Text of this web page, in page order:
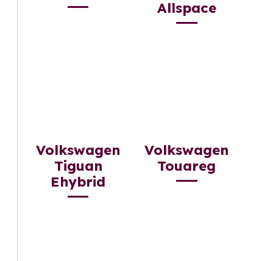
Allspace
Volkswagen
Tiguan
Ehybrid
Volkswagen
Touareg